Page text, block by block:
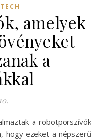
TECH
amelyek
a
hogy ezeket a népszerű